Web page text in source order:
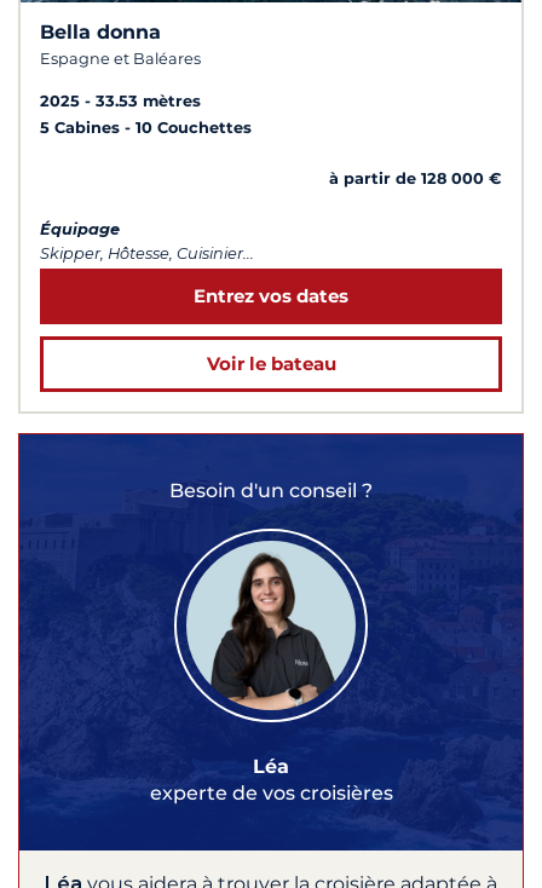
Bella donna
Espagne et Baléares
2025
33.53 mètres
5 Cabines
10 Couchettes
à partir de 128 000 €
Équipage
Skipper, Hôtesse, Cuisinier...
Entrez vos dates
Voir le bateau
Besoin d'un conseil ?
Léa
experte de vos croisières